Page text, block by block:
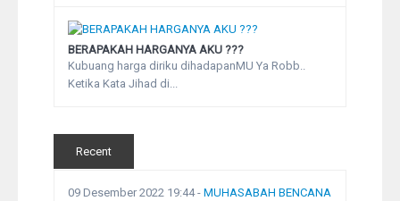
BERAPAKAH HARGANYA AKU ???
Kubuang harga diriku dihadapanMU Ya Robb..
Ketika Kata Jihad di...
Recent
09 Desember 2022 19:44- MUHASABAH BENCANA